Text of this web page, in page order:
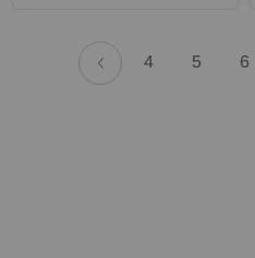
Страница
Назад
Страница
4 5 6